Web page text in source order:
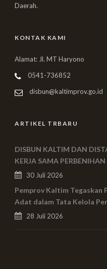
Daerah.
KONTAK KAMI
Alamat: Jl. MT Haryono
0541-736852
disbun@kaltimprov.go.id
ARTIKEL TRBARU
DISBUN KALTIM DAN
KERJA SAMA
30 Juli 2026
Pemprov Kaltim Tegaskan
Adat dalam Tata Kelola
28 Juli 2026